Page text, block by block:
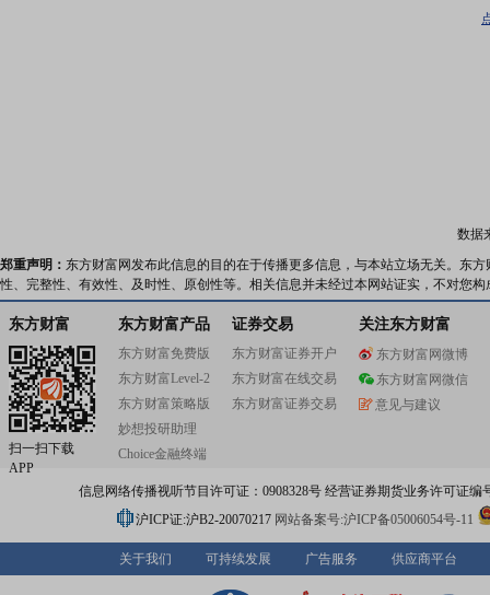
数据
郑重声明： 东方财富网发布此信息的目的在于传播更多信息，与本站立场无关。东
性、完整性、有效性、及时性、原创性等。相关信息并未经过本网站证实，不对您
东方财富
扫一扫下载
APP
东方财富产品
东方财富免费版
东方财富Level-2
东方财富策略版
妙想投研助理
Choice金融终端
证券交易
东方财富证券开户
东方财富在线交易
东方财富证券交易
关注东方财富
东方财富网微博
东方财富网微信
意见与建议
信息网络传播视听节目许可证：0908328号 经营证券期货业务许可证编
沪ICP证:沪B2-20070217 网站备案号:沪ICP备05006054号-11
关于我们 可持续发展 广告服务 供应商平台